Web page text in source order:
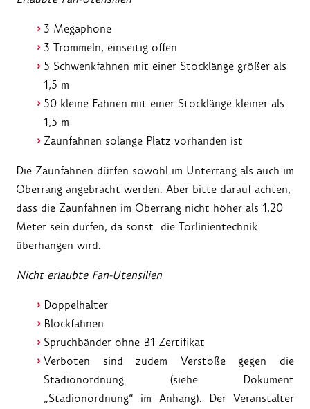
3 Megaphone
3 Trommeln, einseitig offen
5 Schwenkfahnen mit einer Stocklänge größer als
1,5 m
50 kleine Fahnen mit einer Stocklänge kleiner als
1,5 m
Zaunfahnen solange Platz vorhanden ist
Die Zaunfahnen dürfen sowohl im Unterrang als auch im
Oberrang angebracht werden. Aber bitte darauf achten,
dass die Zaunfahnen im Oberrang nicht höher als 1,20
Meter sein dürfen, da sonst die Torlinientechnik
überhangen wird.
Nicht erlaubte Fan-Utensilien
Doppelhalter
Blockfahnen
Spruchbänder ohne B1-Zertifikat
Verboten sind zudem Verstöße gegen die
Stadionordnung (siehe Dokument
„Stadionordnung“ im Anhang). Der Veranstalter